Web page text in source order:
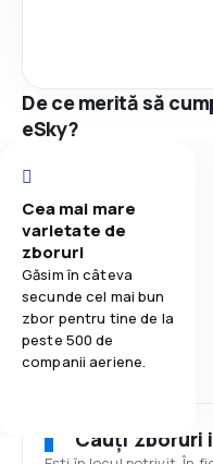
De ce merită să
eSky?
Cea mai mare
varietate de
zboruri
Găsim în câteva
secunde cel mai bun
zbor pentru tine de la
peste 500 de
companii aeriene.
Cauți zboruri